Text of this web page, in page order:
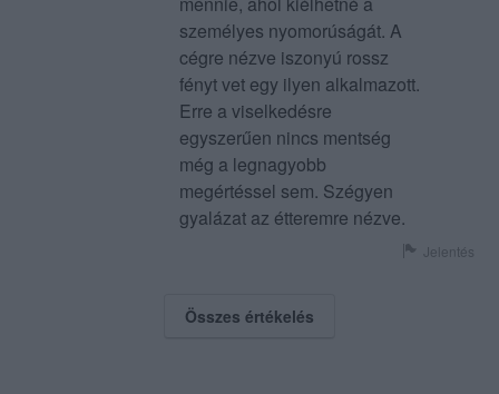
személyes nyomorúságát. A
cégre nézve iszonyú rossz
fényt vet egy ilyen alkalmazott.
Erre a viselkedésre
egyszerűen nincs mentség
még a legnagyobb
megértéssel sem. Szégyen
gyalázat az étteremre nézve.
Jelentés
Összes értékelés